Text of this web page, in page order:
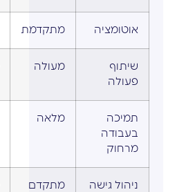
אוטומציה מתקדמת
שיתוף
פעולה
מעולה
תמיכה
בעבודה
מרחוק
מלאה
ניהול גישה
מתקדם